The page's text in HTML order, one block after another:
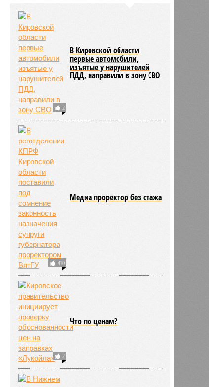
2
В Кировской области
первые автомобили,
изъятые у нарушителей
ПДД, направили в зону СВО
410
Медиа проректор без стажа
2
Что по ценам?